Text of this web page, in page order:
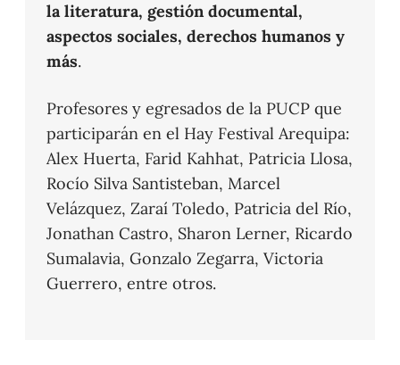
la literatura, gestión documental,
aspectos sociales, derechos humanos y
más.
Profesores y egresados de la PUCP que
participarán en el Hay Festival Arequipa:
Alex Huerta, Farid Kahhat, Patricia Llosa,
Rocío Silva Santisteban, Marcel
Velázquez, Zaraí Toledo, Patricia del Río,
Jonathan Castro, Sharon Lerner, Ricardo
Sumalavia, Gonzalo Zegarra, Victoria
Guerrero, entre otros.